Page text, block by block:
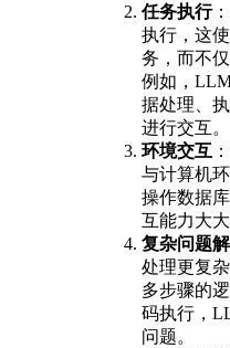
任务执行
执行，这
务，而不
例如，
据处理、
进行交互。
环境交互
与计算机
操作数据
互能力大
复杂问题
处理更复
多步骤的
码执行，
问题。